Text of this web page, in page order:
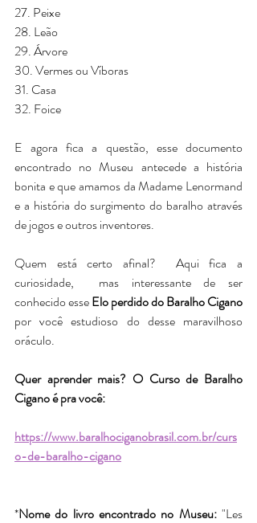
27. Peixe
28. Leão
29. Árvore
30. Vermes ou Víboras
31. Casa
32. Foice
E agora fica a questão, esse documento
encontrado no Museu antecede a história
bonita e que amamos da Madame Lenormand
e a história do surgimento do baralho através
de jogos e outros inventores.
Quem está certo afinal?  Aqui fica a
curiosidade,  mas interessante de ser
conhecido esse Elo perdido do Baralho Cigano
por você estudioso do desse maravilhoso
oráculo.
Quer aprender mais? O Curso de Baralho
Cigano é pra você:
https://www.baralhociganobrasil.com.br/curs
o-de-baralho-cigano
*Nome do livro encontrado no Museu: "Les